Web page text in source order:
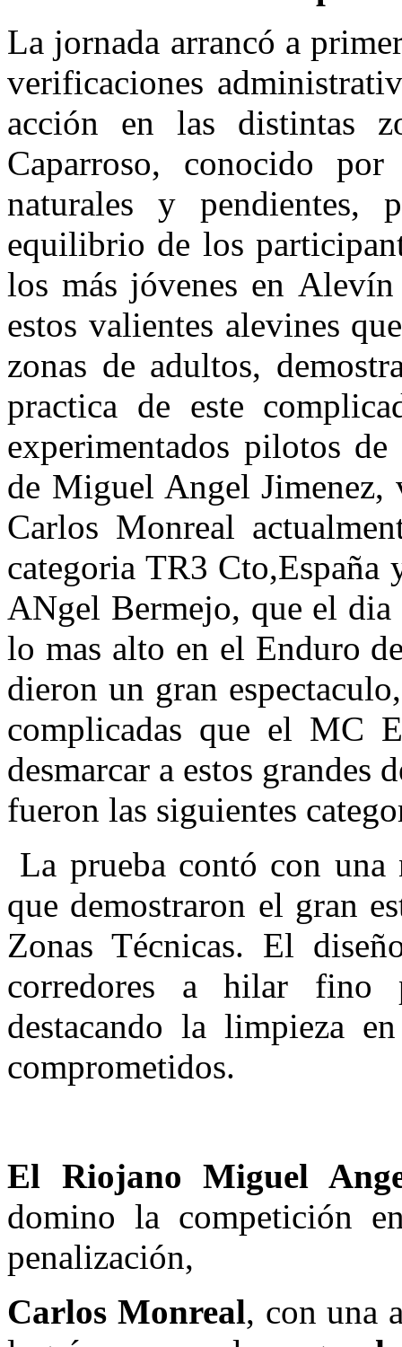
La jornada arrancó a
verificaciones
acción en las distintas
Caparroso, conocido
naturales y
equilibrio de los
los más jóvenes en
estos valientes alevines
zonas de adultos,
practica de este
experimentados pilotos
de Miguel Angel Jimenez,
Carlos Monreal
categoria TR3
ANgel Bermejo, que el dia
lo mas alto en el Enduro
dieron un gran
complicadas que el MC
desmarcar a estos
fueron las siguientes
La prueba contó con una
que demostraron el gran
Zonas Técnicas. El
corredores a hilar fino
destacando la limpieza
comprometidos.
El Riojano Miguel
domino la competición
penalización,
Carlos Monreal, con una